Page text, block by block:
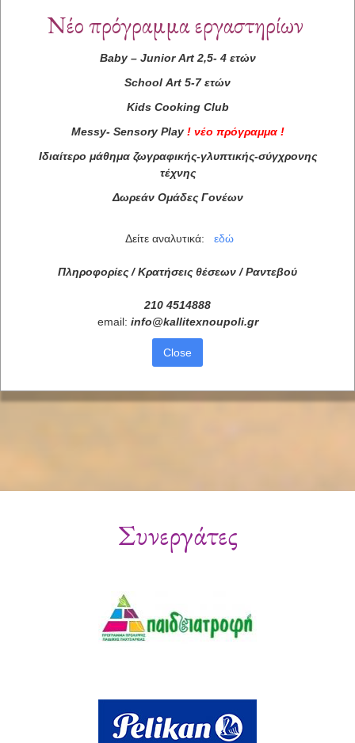
Συνεργάτες
Νέο πρόγραμμα εργαστηρίων
Baby– Junior Art2,5- 4 ετών
School Art 5-7 ετών
Kids Cooking Club
Messy- Sensory Play ! νέο πρόγραμμα !
Ιδιαίτερο μάθημα ζωγραφικής-γλυπτικής-σύγχρονης
τέχνης
Δωρεάν Ομάδες Γονέων
Δείτε αναλυτικά: εδώ
Πληροφορίες / Κρατήσεις θέσεων / Ραντεβού
210 4514888
email: info@kallitexnoupoli.gr
Close